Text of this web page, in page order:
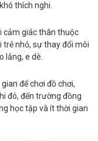
thích nghi.
cảm giác thân thuộc
trẻ nhỏ, sự thay đổi môi
lắng, e dè.
để chơi đồ chơi,
đó, đến trường đồng
học tập và ít thời gian